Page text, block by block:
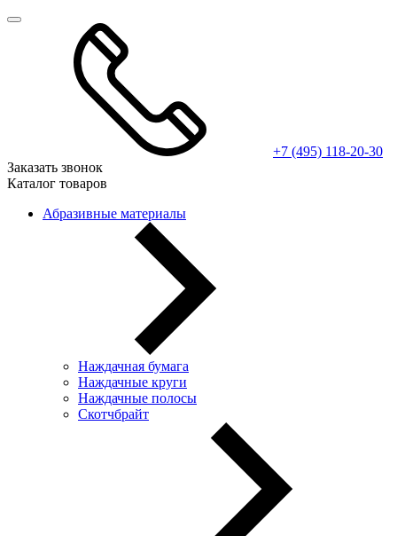
+7 (495) 118-20-30
Заказать звонок
Каталог товаров
Абразивные материалы
Наждачная бумага
Наждачные круги
Наждачные полосы
Скотчбрайт